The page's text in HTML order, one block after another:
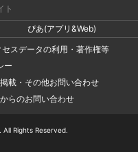
ト
ぴあ(アプリ&Web)
セスデータの利用・著作権等
ー
載・その他お問い合わせ
らのお問い合わせ
Rights Reserved.